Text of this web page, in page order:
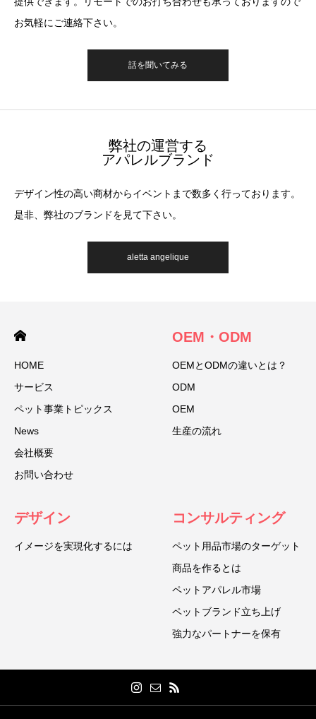
お気軽にご連絡下さい。
話を聞いてみる
弊社の運営する
アパレルブランド
デザイン性の高い商材からイベントまで数多く行っております。
是非、弊社のブランドを見て下さい。
aletta angelique
HOME
サービス
ペット事業トピックス
News
会社概要
お問い合わせ
OEM・ODM
OEMとODMの違いとは？
ODM
OEM
生産の流れ
デザイン
イメージを実現化するには
コンサルティング
ペット用品市場のターゲット
商品を作るとは
ペットアパレル市場
ペットブランド立ち上げ
強力なパートナーを保有